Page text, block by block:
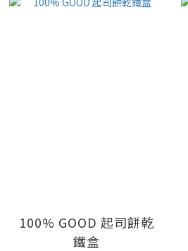
100% GOOD 起司餅乾
鐵盒